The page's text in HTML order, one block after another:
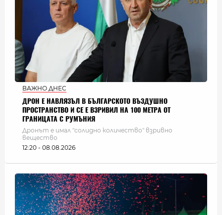
ВАЖНО ДНЕС
ДРОН Е НАВЛЯЗЪЛ В БЪЛГАРСКОТО ВЪЗДУШНО
ПРОСТРАНСТВО И СЕ Е ВЗРИВИЛ НА 100 МЕТРА ОТ
ГРАНИЦАТА С РУМЪНИЯ
Дронът е имал "солидно количество" взривно
вещество
12:20 - 08.08.2026